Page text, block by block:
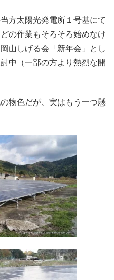
方太陽光発電所１号基にて
の作業もそろそろ始めなけ
山しげる会「新年会」とし
中（一部の方より熱烈な開
物色だが、実はもう一つ懸